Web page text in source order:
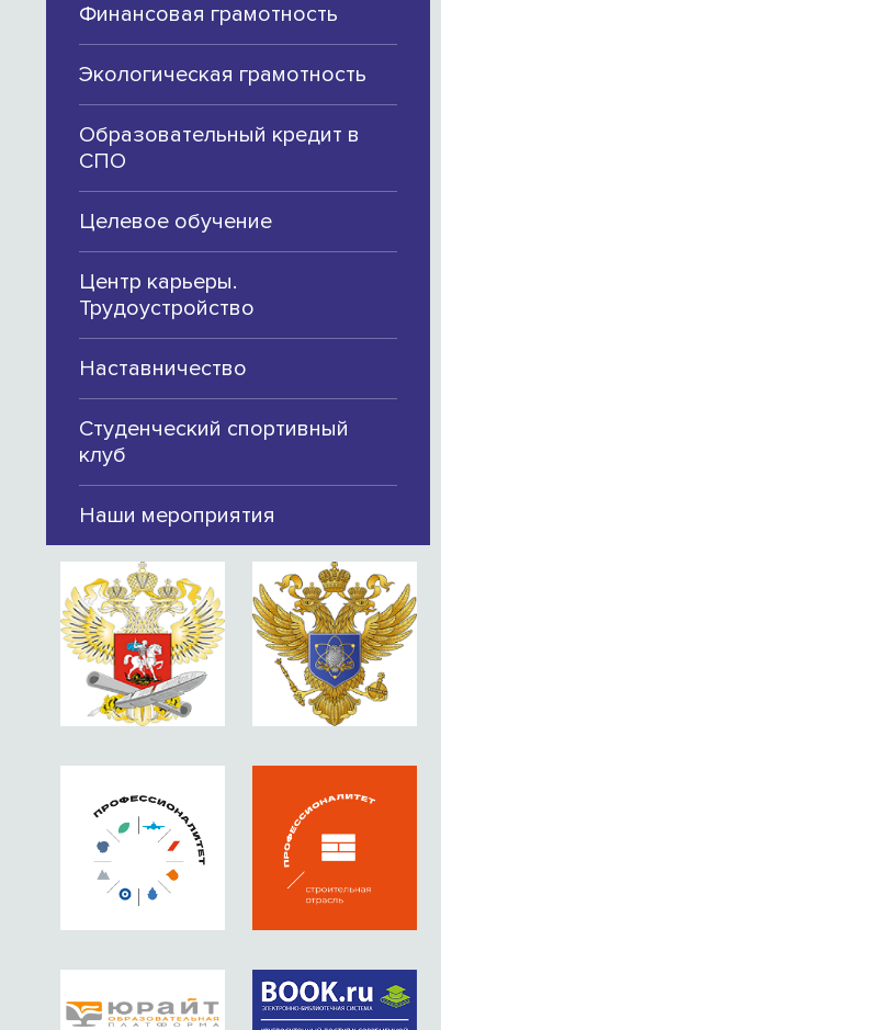
Финансовая грамотность
Экологическая грамотность
Образовательный кредит в
СПО
Целевое обучение
Центр карьеры.
Трудоустройство
Наставничество
Студенческий спортивный
клуб
Наши мероприятия